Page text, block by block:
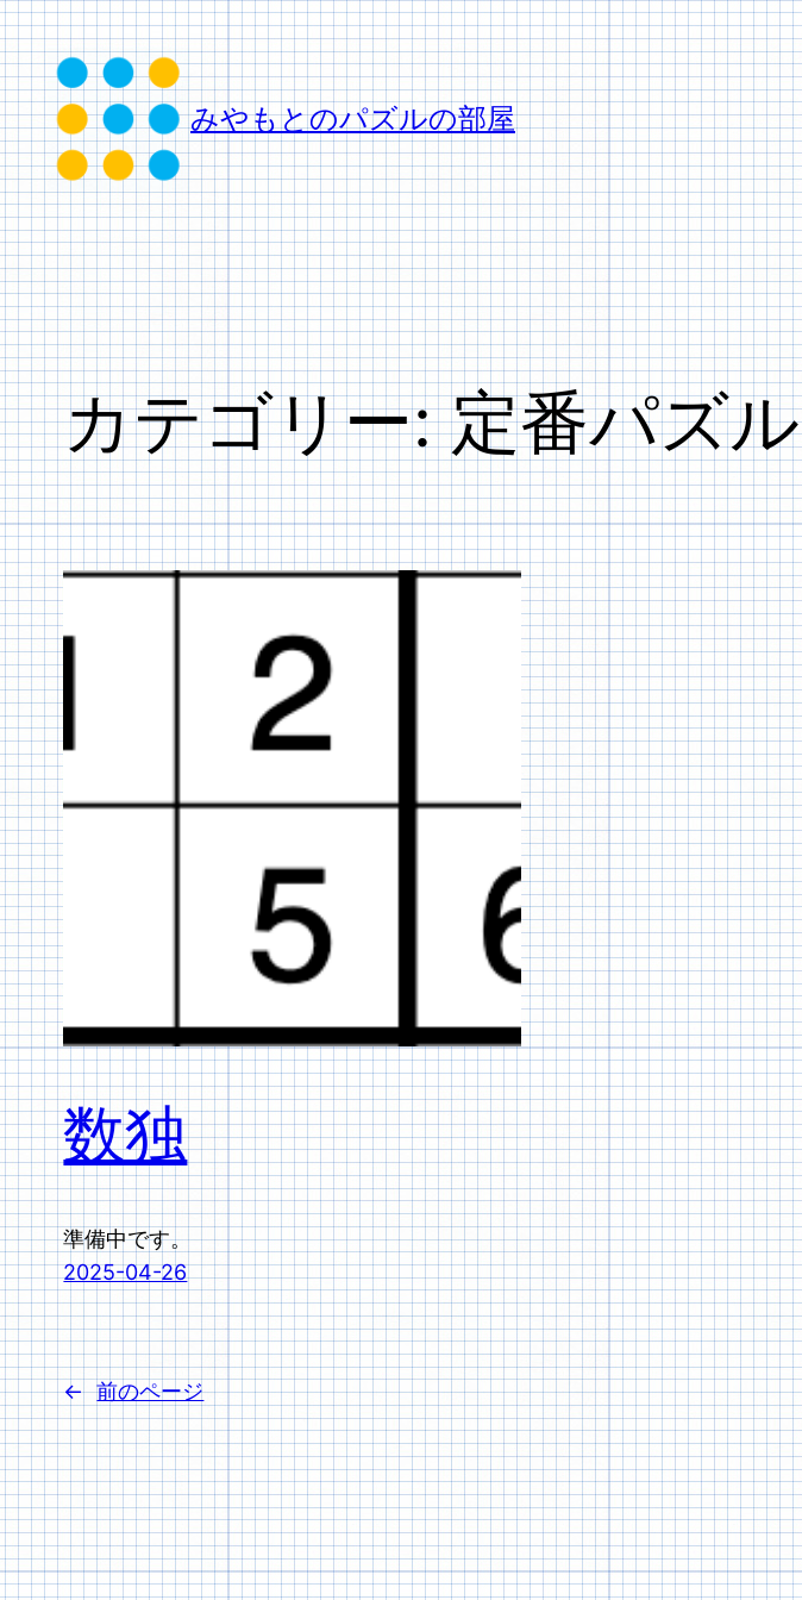
内
容
を
ス
キ
ッ
プ
みやもとのパズルの部屋
カテゴリー:定番パズル
数独
準備中です。
2025-04-26
← 前のページ